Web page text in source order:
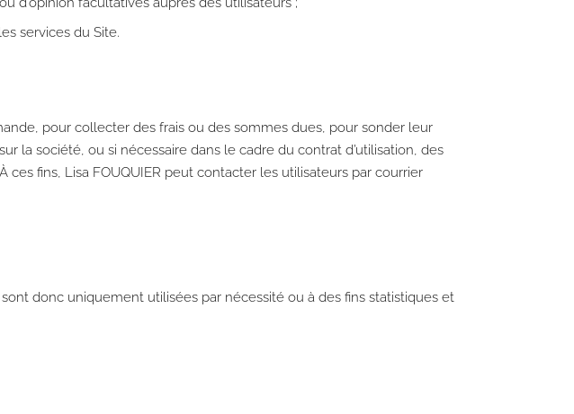
services du Site.
pour collecter des frais ou des sommes dues, pour sonder leur
la société, ou si nécessaire dans le cadre du contrat d’utilisation, des
fins, Lisa FOUQUIER peut contacter les utilisateurs par courrier
donc uniquement utilisées par nécessité ou à des fins statistiques et